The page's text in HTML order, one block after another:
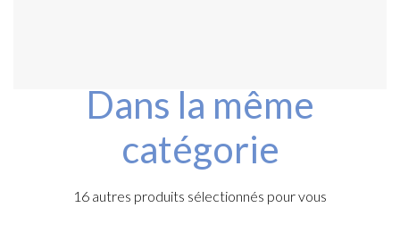
Dans la même
catégorie
16 autres produits sélectionnés pour vous